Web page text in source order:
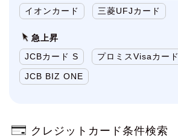
イオンカード 三菱UFJカード
急上昇
JCBカード S
プロミスVisaカード
JCB BIZ ONE
クレジットカード条件検索